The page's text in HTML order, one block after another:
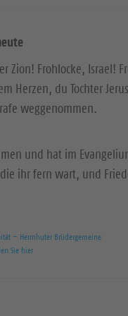
Zion! Frohlocke, Israel!
Herzen, du Tochter
weggenommen.
und hat im
ihr fern wart, und
– Herrnhuter Brüdergemeine
Sie hier